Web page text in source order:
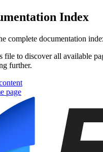
Index
complete documentation
file to discover all available
further.
page